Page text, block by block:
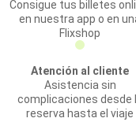
Consigue tus billetes
en nuestra app o en
Flixshop
Atención al cliente
Asistencia sin
complicaciones desde
reserva hasta el viaje